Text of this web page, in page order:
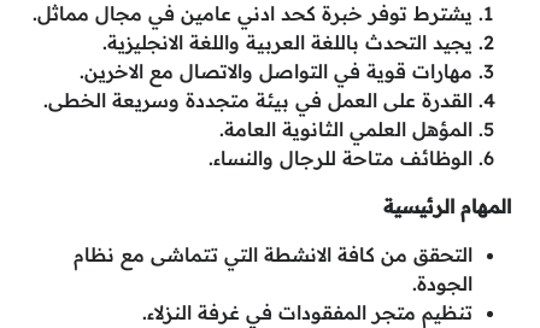
يشترط توفر خبرة كحد ادني عامين في مجال مماثل.
يجيد التحدث باللغة العربية واللغة الانجليزية.
مهارات قوية في التواصل والاتصال مع الاخرين.
القدرة على العمل في بيئة متجددة وسريعة الخطى.
المؤهل العلمي الثانوية العامة.
الوظائف متاحة للرجال والنساء.
المهام الرئيسية
التحقق من كافة الانشطة التي تتماشى مع نظام
الجودة.
تنظيم متجر المفقودات في غرفة النزلاء.